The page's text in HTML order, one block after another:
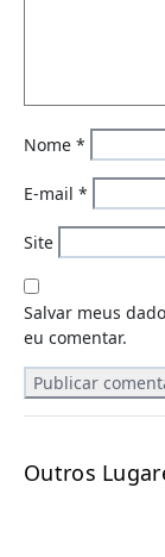
Nome *
E-mail *
Site
Salvar meus
eu comentar.
Outros